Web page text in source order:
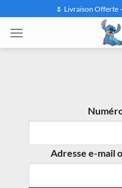
contenu
🌷 Livraison Offerte
Adresse e-mail